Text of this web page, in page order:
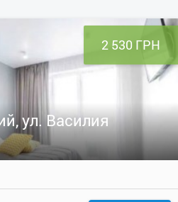
2 530 ГРН
ул. Василия